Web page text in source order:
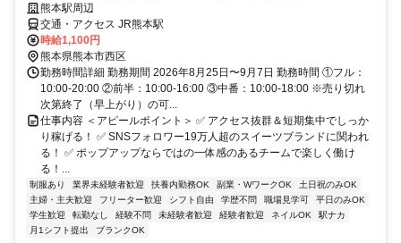
熊本駅周辺
交通・アクセス JR熊本駅
時給1,100円
熊本県熊本市西区
勤務時間詳細 勤務期間 2026年8月25日〜9月7日 勤務時間 ①フル：
10:00-20:00 ②前半：10:00-16:00 ③中番：10:00-18:00 ※売り切れ
次第終了（早上がり）の可...
仕事内容 ＜アピールポイント＞ ✅ アクセス抜群＆短期集中でしっか
り稼げる！ ✅ SNSフォロワー19万人超のスイーツブランドに関われ
る！ ✅ ポップアップならではの一体感のあるチームで楽しく働け
る！...
制服あり 業界未経験者歓迎 扶養内勤務OK 副業・WワークOK
土日祝のみOK
主婦・主夫歓迎
フリーター歓迎 シフト自由 学歴不問 職場見学可
平日のみOK
学生歓迎
転勤なし 経験不問 未経験者歓迎 経験者歓迎 ネイルOK
駅ナカ
月1シフト提出
ブランクOK